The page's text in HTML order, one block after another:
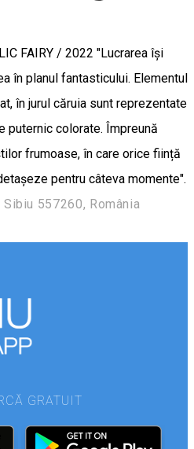
FAIRY / 2022 "Lucrarea își
în planul fantasticului. Elementul
în jurul căruia sunt reprezentate
puternic colorate. Împreună
frumoase, în care orice ființă
pentru câteva momente".
557260, România
GRATUIT